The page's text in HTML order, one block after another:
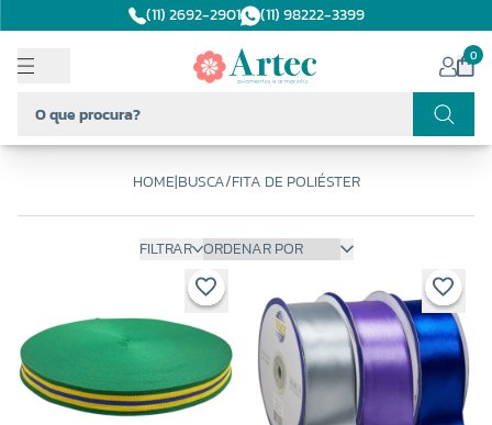
(11) 2692-2901 (11) 98222-3399
0
HOME|BUSCA/FITA DE POLIÉSTER
FILTRAR